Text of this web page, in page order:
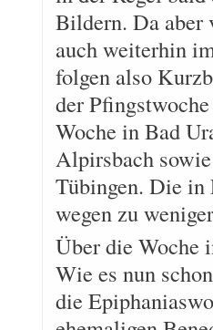
Bildern. Da aber
auch weiterhin
folgen also
der
Woche in Bad
Alpirsbach
Tübingen. Die in
wegen zu
Über die Woche
Wie es nun
die